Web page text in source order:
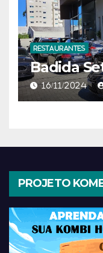
RESTAURANTES
Badida
16/11/2024
PROJETO